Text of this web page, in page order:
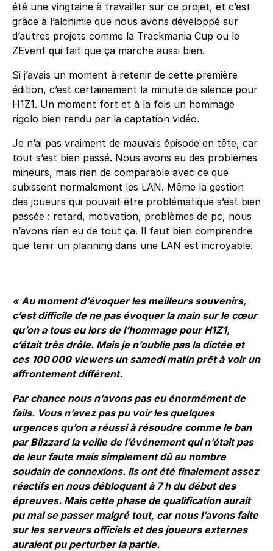
été une vingtaine à travailler sur ce projet, et c’est
grâce à l’alchimie que nous avons développé sur
d’autres projets comme la Trackmania Cup ou le
ZEvent qui fait que ça marche aussi bien.
Si j’avais un moment à retenir de cette première
édition, c’est certainement la minute de silence pour
H1Z1. Un moment fort et à la fois un hommage
rigolo bien rendu par la captation vidéo.
Je n’ai pas vraiment de mauvais épisode en tête, car
tout s’est bien passé. Nous avons eu des problèmes
mineurs, mais rien de comparable avec ce que
subissent normalement les LAN. Même la gestion
des joueurs qui pouvait être problématique s’est bien
passée : retard, motivation, problèmes de pc, nous
n’avons rien eu de tout ça. Il faut bien comprendre
que tenir un planning dans une LAN est incroyable.
« Au moment d’évoquer les meilleurs souvenirs,
c’est difficile de ne pas évoquer la main sur le cœur
qu’on a tous eu lors de l’hommage pour H1Z1,
c’était très drôle. Mais je n’oublie pas la dictée et
ces 100 000 viewers un samedi matin prêt à voir un
affrontement différent.
Par chance nous n’avons pas eu énormément de
fails. Vous n’avez pas pu voir les quelques
urgences qu’on a réussi à résoudre comme le ban
par Blizzard la veille de l’événement qui n’était pas
de leur faute mais simplement dû au nombre
soudain de connexions. Ils ont été finalement assez
réactifs en nous débloquant à 7 h du début des
épreuves. Mais cette phase de qualification aurait
pu mal se passer malgré tout, car nous l’avons faite
sur les serveurs officiels et des joueurs externes
auraient pu perturber la partie.